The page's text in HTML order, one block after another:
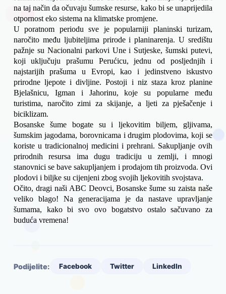
na taj način da očuvaju šumske resurse, kako bi se unaprijedila
otpornost eko sistema na klimatske promjene.
U poratnom periodu sve je popularniji planinski turizam,
naročito među ljubiteljima prirode i planinarenja. U središtu
pažnje su Nacionalni parkovi Une i Sutjeske, šumski putevi,
koji uključuju prašumu Perućicu, jednu od posljednjih i
najstarijih prašuma u Evropi, kao i jedinstveno iskustvo
prirodne ljepote i divljine. Postoji i niz staza kroz planine
Bjelašnicu, Igman i Jahorinu, koje su popularne među
turistima, naročito zimi za skijanje, a ljeti za pješačenje i
biciklizam.
Bosanske šume bogate su i ljekovitim biljem, gljivama,
šumskim jagodama, borovnicama i drugim plodovima, koji se
koriste u tradicionalnoj medicini i prehrani. Sakupljanje ovih
prirodnih resursa ima dugu tradiciju u zemlji, i mnogi
stanovnici se bave sakupljanjem i prodajom tih proizvoda. Ovi
plodovi i biljke su cijenjeni zbog svojih ljekovitih svojstava.
Očito, dragi naši ABC Deovci, Bosanske šume su zaista naše
veliko blago! Na generacijama je da nastave upravljanje
šumama, kako bi svo ovo bogatstvo ostalo sačuvano za
buduća vremena!
Podijelite: Facebook Twitter LinkedIn